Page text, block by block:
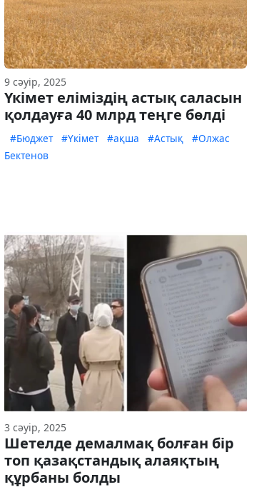
9 сәуір, 2025
Үкімет еліміздің астық саласын
қолдауға 40 млрд теңге бөлді
#Бюджет #Үкімет #ақша #Астық
#Олжас
Бектенов
3 сәуір, 2025
Шетелде демалмақ болған бір
топ қазақстандық алаяқтың
құрбаны болды